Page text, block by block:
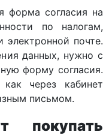
форма согласия на
по налогам,
почте.
данных, нужно с
форму согласия.
через кабинет
письмом.
покупать